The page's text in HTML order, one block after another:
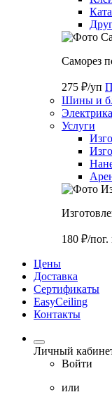
Саморез
275 ₽/уп
Шины и
Электрика
Услуги
180 ₽/пог.
Цены
Доставка
Cертификаты
EasyCeiling
Контакты
Личный
Войти
или